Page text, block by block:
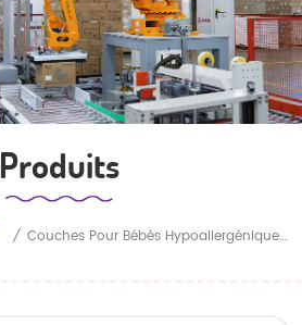
Produits
/ Couches Pour Bébés Hypoallergéniques Hautement Absorbantes, De Marque OEM, Tailles Nouveau-Né À Nourrisson